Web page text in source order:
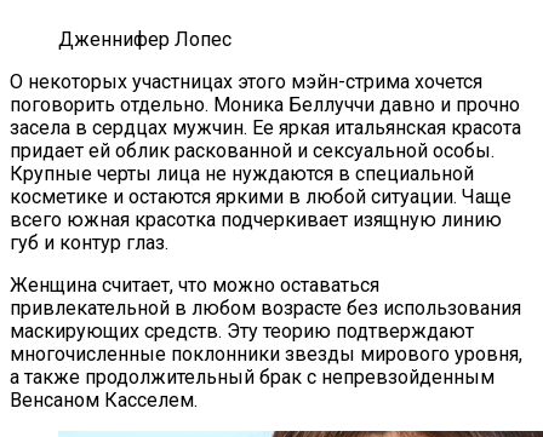
Дженнифер Лопес
О некоторых участницах этого мэйн-стрима хочется
поговорить отдельно. Моника Беллуччи давно и прочно
засела в сердцах мужчин. Ее яркая итальянская красота
придает ей облик раскованной и сексуальной особы.
Крупные черты лица не нуждаются в специальной
косметике и остаются яркими в любой ситуации. Чаще
всего южная красотка подчеркивает изящную линию
губ и контур глаз.
Женщина считает, что можно оставаться
привлекательной в любом возрасте без использования
маскирующих средств. Эту теорию подтверждают
многочисленные поклонники звезды мирового уровня,
а также продолжительный брак с непревзойденным
Венсаном Касселем.